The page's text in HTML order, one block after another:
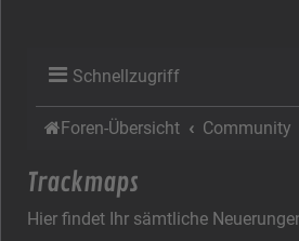
Schnellzugriff
Foren-Übersicht Community
Trackmaps
Hier findet Ihr sämtliche